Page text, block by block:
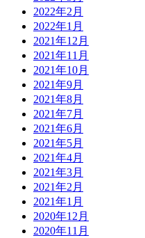
2022年2月
2022年1月
2021年12月
2021年11月
2021年10月
2021年9月
2021年8月
2021年7月
2021年6月
2021年5月
2021年4月
2021年3月
2021年2月
2021年1月
2020年12月
2020年11月